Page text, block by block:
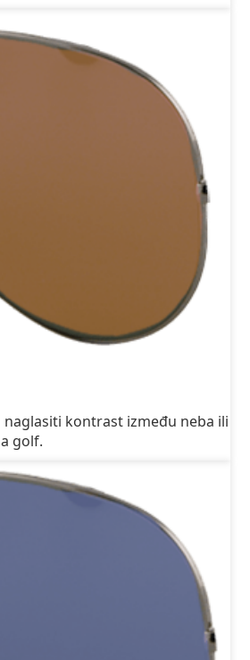
naglasiti kontrast između neba ili
golf.